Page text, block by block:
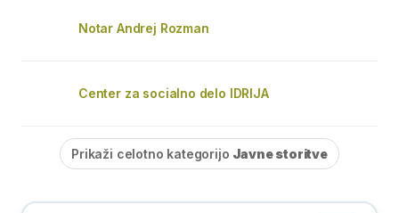
Notar Andrej Rozman
Center za socialno delo IDRIJA
Prikaži celotno kategorijo Javne storitve